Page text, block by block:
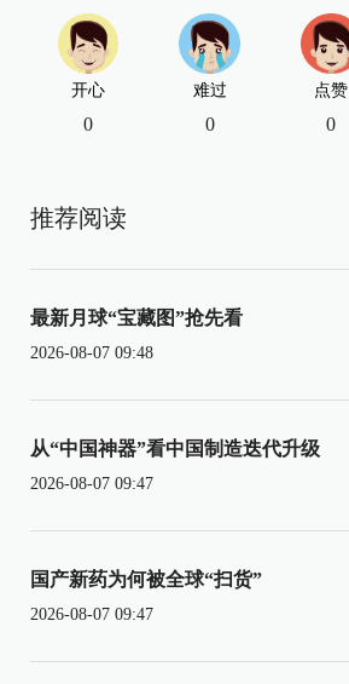
开心
0
难过
0
点赞
0
推荐阅读
最新月球“宝藏图”抢先看
2026-08-07 09:48
从“中国神器”看中国制造迭代升级
2026-08-07 09:47
国产新药为何被全球“扫货”
2026-08-07 09:47